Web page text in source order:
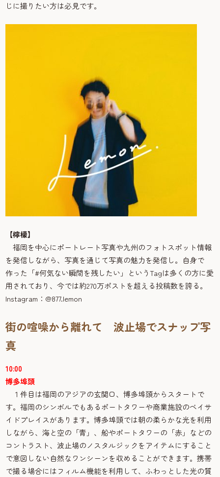
じに撮りたい方は必見です。
【檸檬】
福岡を中心にポートレート写真や九州のフォトスポット情報
を発信しながら、写真を通じて写真の魅力を発信し。自身で
作った「#何気ない瞬間を残したい」というTagは多くの方に愛
用されており、今では約270万ポストを超える投稿数を誇る。
Instagram：@877.lemon
街の喧噪から離れて 波止場でスナップ写
真
10:00
博多埠頭
１件目は福岡のアジアの玄関口、博多埠頭からスタートで
す。福岡のシンボルでもあるポートタワーや商業施設のベイサ
イドプレイスがあります。博多埠頭では朝の柔らかな光を利用
しながら、海と空の「青」、船やポートタワーの「赤」などの
コントラスト、波止場のノスタルジックをアイテムにすること
で意図しない自然なワンシーンを収めることができます。携帯
で撮る場合にはフィルム機能を利用して、ふわっとした光の質